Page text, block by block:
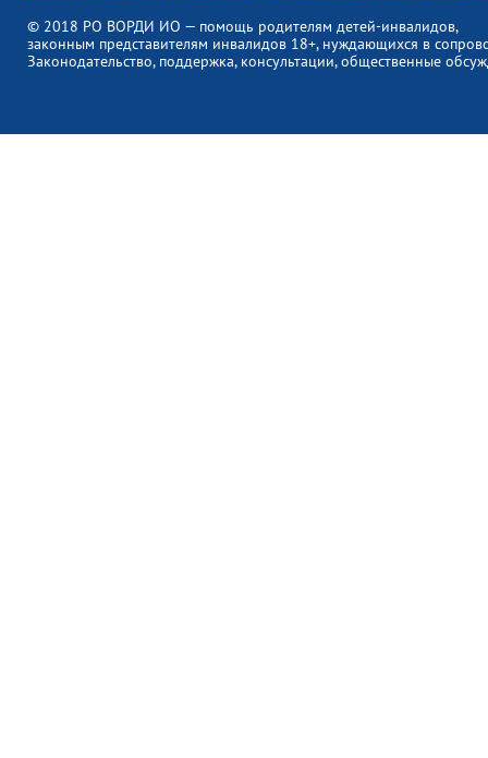
© 2018 РО ВОРДИ ИО — помощь родителям детей-инвалидов,
законным представителям инвалидов 18+, нуждающихся в
Законодательство, поддержка, консультации, общественные